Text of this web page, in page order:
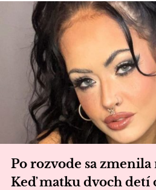
Po rozvode sa zmenila
Keď matku dvoch detí